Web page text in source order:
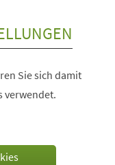
Sie sich damit
verwendet.